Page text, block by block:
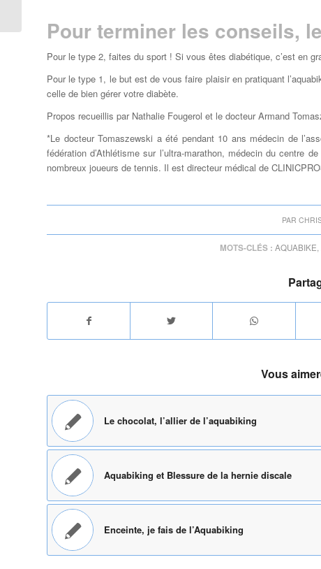
Pour terminer les conseils,
Pour le type 2, faites du sport ! Si vous êtes diabétique, c’est en
Pour le type 1, le but est de vous faire plaisir en pratiquant
celle de bien gérer votre diabète.
Propos recueillis par Nathalie Fougerol et le docteur Armand
*Le docteur Tomaszewski a été pendant 10 ans médecin de
fédération d’Athlétisme sur l’ultra-marathon, médecin du centre
nombreux joueurs de tennis. Il est directeur médical de
PAR
MOTS-CLÉS : AQUABIKE,
Vous
Le chocolat, l’allier de l’aquabiking
Aquabiking et Blessure de la hernie discale
Enceinte, je fais de l’Aquabiking